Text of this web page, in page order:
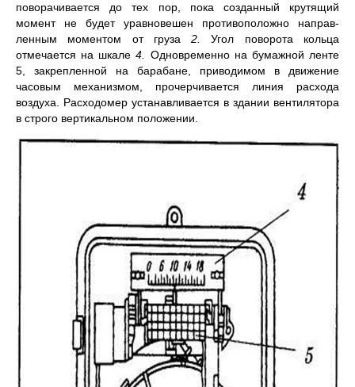
поворачивается до тех пор, пока соз­данный крутящий
момент не будет уравновешен противоположно направ­
ленным моментом от груза2.Угол поворота кольца
отмечается на шкале4. Одновре­менно на бумажной ленте
5, закрепленной на барабане, приводи­мом в движение
часовым механизмом, прочерчивается линия рас­хода
воздуха. Расходомер устанавливается в здании вентилятора
в строго вертикальном положении.